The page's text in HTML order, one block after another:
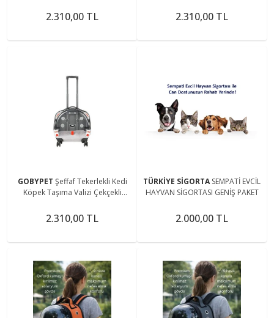
Minderli
2.310,00 TL 2.310,00 TL
GOBYPET Şeffaf Tekerlekli Kedi
Köpek Taşıma Valizi Çekçekli
2.310,00 TL
TÜRKİYE SİGORTASEMPATİ EVCİL
HAYVAN SİGORTASI GENİŞ PAKET
2.000,00 TL